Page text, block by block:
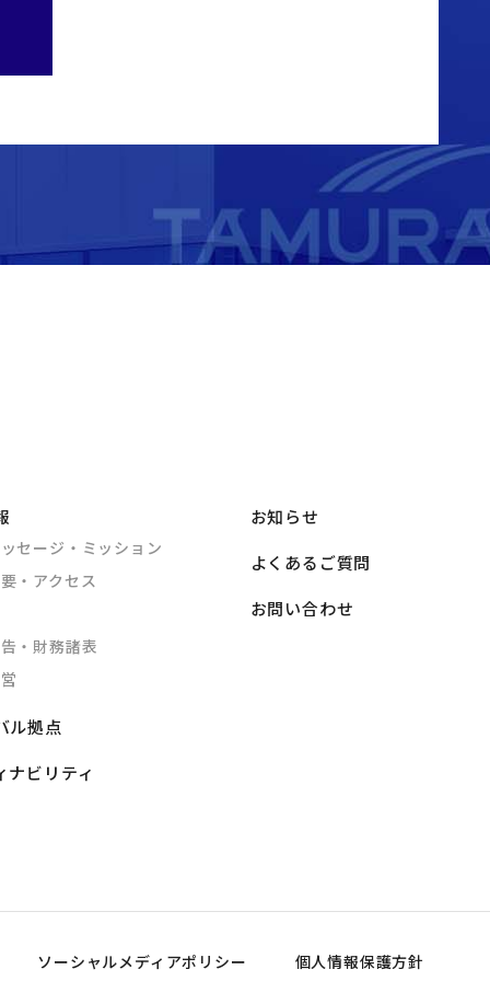
セージ・ミッション
・アクセス
・財務諸表
ル拠点
ナビリティ
お知らせ
よくあるご質問
お問い合わせ
ソーシャルメディアポリシー 個人情報保護方針